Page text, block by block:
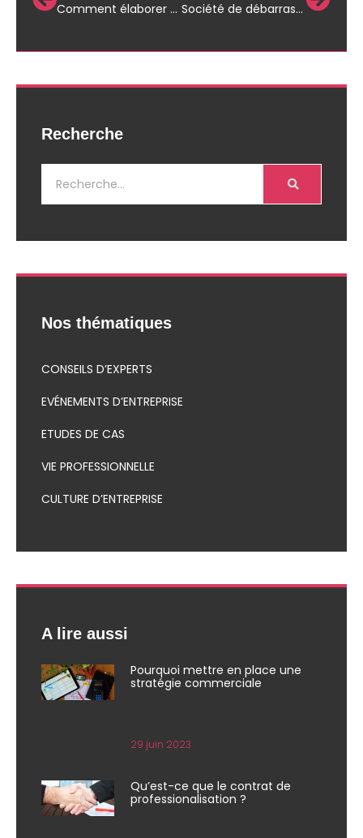
Comment élaborer une stratégie de marketing d’événements efficace ? Société de débarras : la méthode efficace pour vider un logement rapidement
Recherche
Nos thématiques
CONSEILS D’EXPERTS
EVÉNEMENTS D’ENTREPRISE
ETUDES DE CAS
VIE PROFESSIONNELLE
CULTURE D’ENTREPRISE
A lire aussi
Pourquoi mettre en place une
stratégie commerciale
29 juin 2023
Qu’est-ce que le contrat de
professionalisation ?